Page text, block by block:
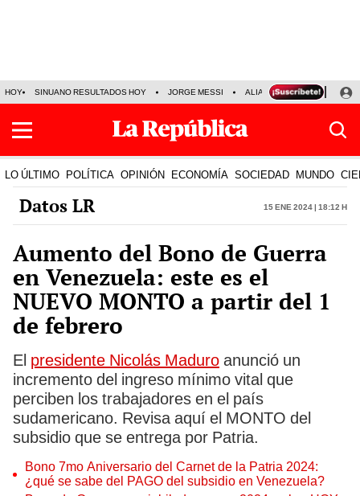
HOY SINUANO RESULTADOS HOY JORGE MESSI ALIANZA LIMA VS SPORT
LO ÚLTIMO POLÍTICA OPINIÓN ECONOMÍA SOCIEDAD MUNDO
Datos LR 15 Ene 2024 | 18:12 h
Aumento del Bono de Guerra
en Venezuela: este es el
NUEVO MONTO a partir del 1
de febrero
El presidente Nicolás Maduro anunció un
incremento del ingreso mínimo vital que
perciben los trabajadores en el país
sudamericano. Revisa aquí el MONTO del
subsidio que se entrega por Patria.
Bono 7mo Aniversario del Carnet de la Patria 2024:
¿qué se sabe del PAGO del subsidio en Venezuela?